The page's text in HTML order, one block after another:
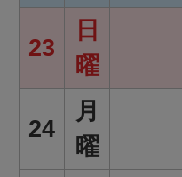
23
日
曜
24
月
曜